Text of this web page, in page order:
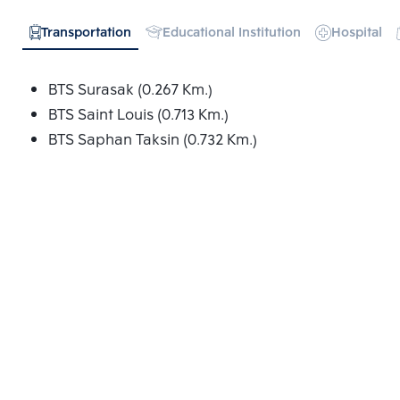
Transportation Educational Institution Hospital
BTS Surasak (0.267 Km.)
BTS Saint Louis (0.713 Km.)
BTS Saphan Taksin (0.732 Km.)